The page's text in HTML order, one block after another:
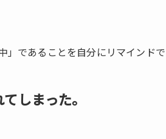
」であることを自分にリマインド
しまった。